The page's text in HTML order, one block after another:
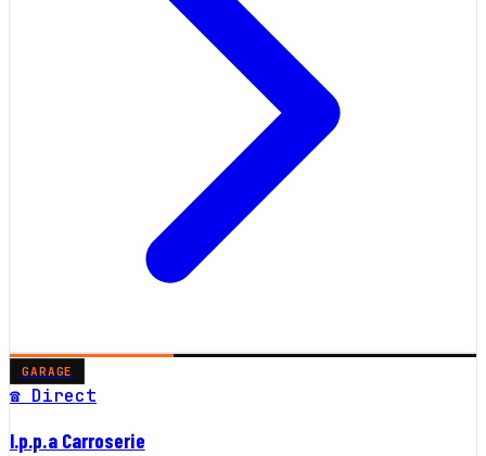
GARAGE
☎ Direct
I.p.p.a Carroserie